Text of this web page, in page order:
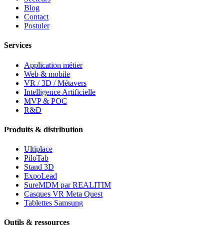
Blog
Contact
Postuler
Services
Application métier
Web & mobile
VR / 3D / Métavers
Intelligence Artificielle
MVP & POC
R&D
Produits & distribution
Ultiplace
PiloTab
Stand 3D
ExpoLead
SureMDM par REALITIM
Casques VR Meta Quest
Tablettes Samsung
Outils & ressources